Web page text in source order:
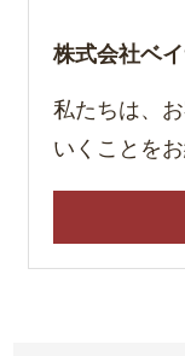
株式会社ベ
私たちは、
いくことを